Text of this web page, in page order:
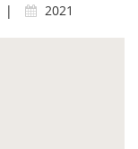
| 2021